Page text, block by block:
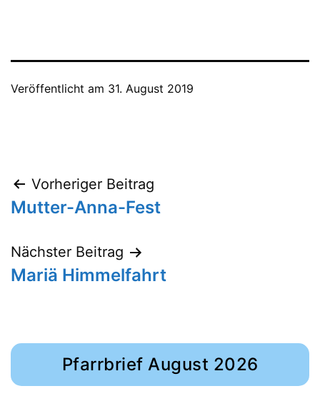
Veröffentlicht am 31. August 2019
Beitragsnavigation
Vorheriger Beitrag
Mutter-Anna-Fest
Nächster Beitrag
Mariä Himmelfahrt
Pfarrbrief August 2026